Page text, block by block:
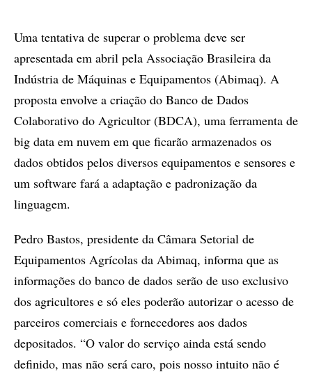
Uma tentativa de superar o problema deve ser
apresentada em abril pela Associação Brasileira da
Indústria de Máquinas e Equipamentos (Abimaq). A
proposta envolve a criação do Banco de Dados
Colaborativo do Agricultor (BDCA), uma ferramenta de
big data em nuvem em que ficarão armazenados os
dados obtidos pelos diversos equipamentos e sensores e
um software fará a adaptação e padronização da
linguagem.
Pedro Bastos, presidente da Câmara Setorial de
Equipamentos Agrícolas da Abimaq, informa que as
informações do banco de dados serão de uso exclusivo
dos agricultores e só eles poderão autorizar o acesso de
parceiros comerciais e fornecedores aos dados
depositados. “O valor do serviço ainda está sendo
definido, mas não será caro, pois nosso intuito não é